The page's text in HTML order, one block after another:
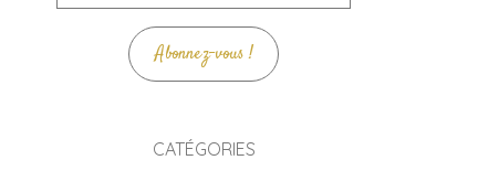
mail
Abonnez-vous !
CATÉGORIES